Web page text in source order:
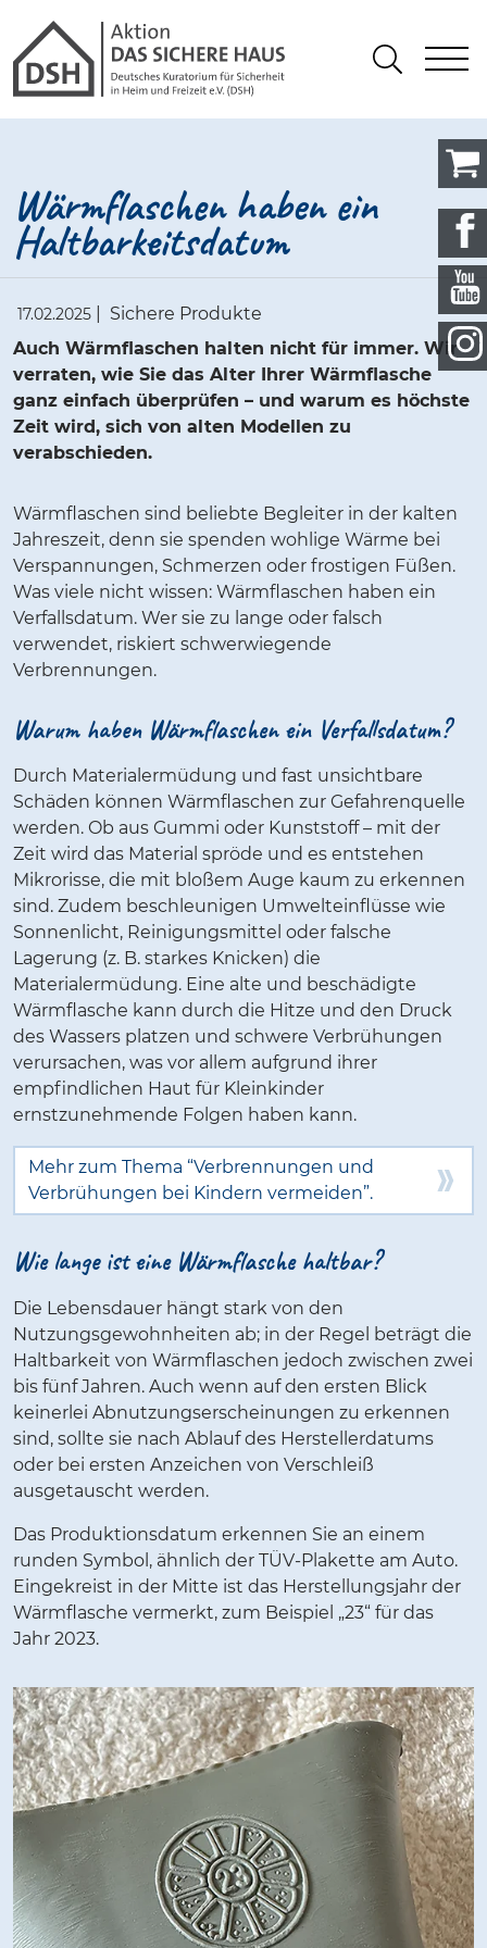
Gathmann Michaelis und
Suchen
Wärmflaschen haben ein
Haltbarkeitsdatum
17.02.2025
Sichere Produkte
Auch Wärmflaschen halten nicht für immer. Wir
verraten, wie Sie das Alter Ihrer Wärmflasche
ganz einfach überprüfen – und warum es höchste
Zeit wird, sich von alten Modellen zu
verabschieden.
Wärmflaschen sind beliebte Begleiter in der kalten
Jahreszeit, denn sie spenden wohlige Wärme bei
Verspannungen, Schmerzen oder frostigen Füßen.
Was viele nicht wissen: Wärmflaschen haben ein
Verfallsdatum. Wer sie zu lange oder falsch
verwendet, riskiert schwerwiegende
Verbrennungen.
Warum haben Wärmflaschen ein Verfallsdatum?
Durch Materialermüdung und fast unsichtbare
Schäden können Wärmflaschen zur Gefahrenquelle
werden. Ob aus Gummi oder Kunststoff – mit der
Zeit wird das Material spröde und es entstehen
Mikrorisse, die mit bloßem Auge kaum zu erkennen
sind. Zudem beschleunigen Umwelteinflüsse wie
Sonnenlicht, Reinigungsmittel oder falsche
Lagerung (z. B. starkes Knicken) die
Materialermüdung. Eine alte und beschädigte
Wärmflasche kann durch die Hitze und den Druck
des Wassers platzen und schwere Verbrühungen
verursachen, was vor allem aufgrund ihrer
empfindlichen Haut für Kleinkinder
ernstzunehmende Folgen haben kann.
Mehr zum Thema “Verbrennungen und
Verbrühungen bei Kindern vermeiden”.
Wie lange ist eine Wärmflasche haltbar?
Die Lebensdauer hängt stark von den
Nutzungsgewohnheiten ab; in der Regel beträgt die
Haltbarkeit von Wärmflaschen jedoch zwischen zwei
bis fünf Jahren. Auch wenn auf den ersten Blick
keinerlei Abnutzungserscheinungen zu erkennen
sind, sollte sie nach Ablauf des Herstellerdatums
oder bei ersten Anzeichen von Verschleiß
ausgetauscht werden.
Das Produktionsdatum erkennen Sie an einem
runden Symbol, ähnlich der TÜV-Plakette am Auto.
Eingekreist in der Mitte ist das Herstellungsjahr der
Wärmflasche vermerkt, zum Beispiel „23“ für das
Jahr 2023.